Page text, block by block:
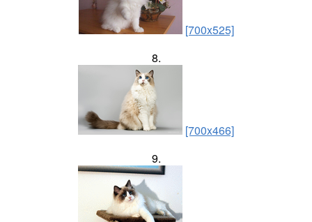
[700x525]
8.
[700x466]
9.